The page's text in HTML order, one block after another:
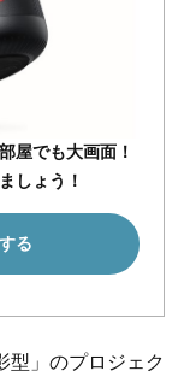
屋でも大画面！
しょう！
る
型」のプロジェク